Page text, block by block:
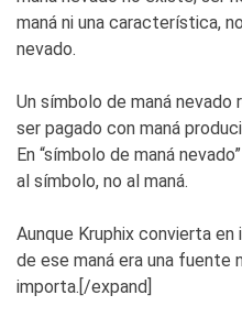
maná ni una característica,
nevado.
Un símbolo de maná
ser pagado con maná
En “símbolo de maná
al símbolo, no al maná.
Aunque Kruphix convierta
de ese maná era una fuente
importa.[/expand]